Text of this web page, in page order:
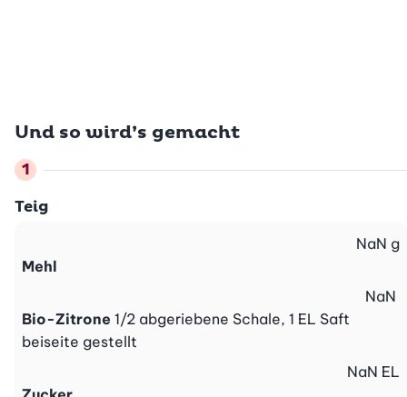
Und so wird’s gemacht
Teig
Mehl
NaN g
Bio-Zitrone 1/2 abgeriebene Schale, 1 EL Saft
beiseite gestellt
NaN
NaN EL